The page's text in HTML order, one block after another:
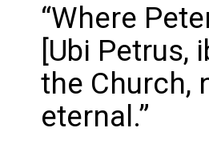
“Where
[Ubi Petrus,
the Church,
eternal.”